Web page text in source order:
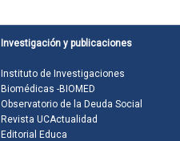
Investigación y publicaciones
Instituto de Investigaciones
Biomédicas -BIOMED
Observatorio de la Deuda Social
Revista UCActualidad
Editorial Educa